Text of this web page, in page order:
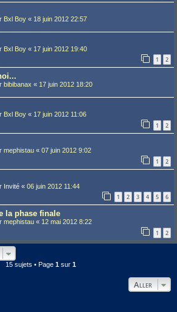
Bxl Boy « 18 juin 2012 22:57
Bxl Boy « 17 juin 2012 19:40
1 2
bibibanax « 17 juin 2012 18:20
Bxl Boy « 17 juin 2012 11:06
1 2
mephistau « 07 juin 2012 9:02
1 2
Invité « 06 juin 2012 11:44
1 2 3 4 5 6
la phase finale
mephistau « 12 mai 2012 8:22
1 2
15 sujets • Page 1 sur 1
Aller